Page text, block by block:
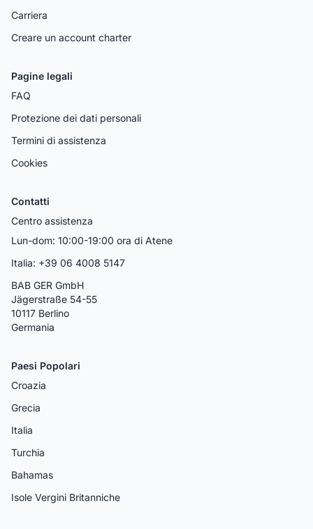
Carriera
Creare un account charter
Pagine legali
FAQ
Protezione dei dati personali
Termini di assistenza
Cookies
Contatti
Centro assistenza
Lun-dom: 10:00-19:00 ora di Atene
Italia: +39 06 4008 5147
BAB GER GmbH
Jägerstraße 54-55
10117 Berlino
Germania
Paesi Popolari
Croazia
Grecia
Italia
Turchia
Bahamas
Isole Vergini Britanniche